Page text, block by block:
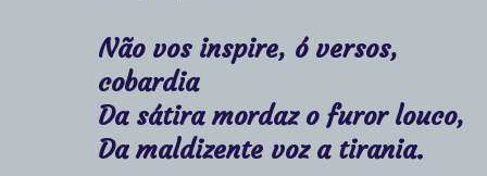
Não vos inspire, ó versos,
cobardia
Da sátira mordaz o furor louco,
Da maldizente voz a tirania.